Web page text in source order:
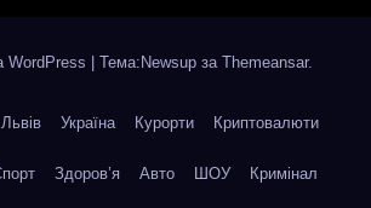
WordPress Тема:Newsup за Themeansar.
Львів Україна Курорти Криптовалюти
Здоров’я Авто ШОУ Кримінал